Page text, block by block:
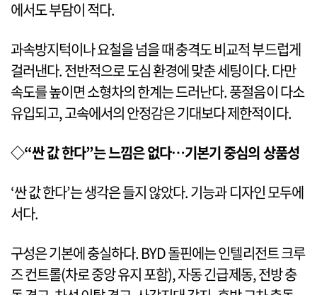
에서도 부담이 적다.
과속방지턱이나 요철을 넘을 때 충격도 비교적 부드럽게
걸러낸다. 전반적으로 도심 환경에 맞춘 세팅이다. 다만
속도를 높이면 소형차의 한계는 드러난다. 풍절음이 다소
유입되고, 고속에서의 안정감은 기대보다 제한적이다.
◇“싼 값 한다”는 느낌은 없다…기본기 중심의 상품성
‘싼 값 한다’는 생각은 들지 않았다. 기능과 디자인 모두에
서다.
구성은 기본에 충실하다. BYD 돌핀에는 인텔리전트 크루
즈 컨트롤(차로 중앙 유지 포함), 자동 긴급제동, 전방 충